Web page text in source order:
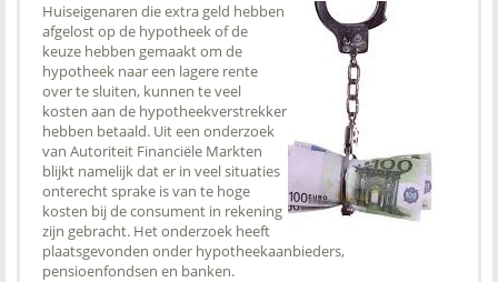
Huiseigenaren die extra geld hebben
afgelost op de hypotheek of de
keuze hebben gemaakt om de
hypotheek naar een lagere rente
over te sluiten, kunnen te veel
kosten aan de hypotheekverstrekker
hebben betaald. Uit een onderzoek
van Autoriteit Financiële Markten
blijkt namelijk dat er in veel situaties
onterecht sprake is van te hoge
kosten bij de consument in rekening
zijn gebracht. Het onderzoek heeft
plaatsgevonden onder hypotheekaanbieders,
pensioenfondsen en banken.